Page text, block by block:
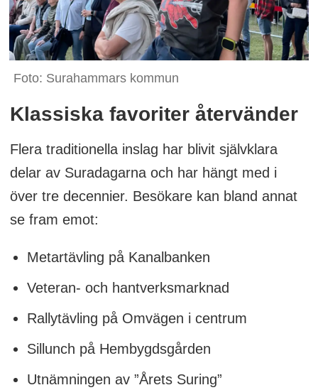
Foto: Surahammars kommun
Klassiska favoriter återvänder
Flera traditionella inslag har blivit självklara
delar av Suradagarna och har hängt med i
över tre decennier. Besökare kan bland annat
se fram emot:
Metartävling på Kanalbanken
Veteran- och hantverksmarknad
Rallytävling på Omvägen i centrum
Sillunch på Hembygdsgården
Utnämningen av ”Årets Suring”